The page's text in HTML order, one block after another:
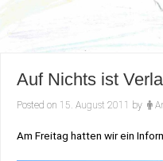
Auf Nichts ist
Posted on 15. August 2011 by
Am Freitag hatten wir ein